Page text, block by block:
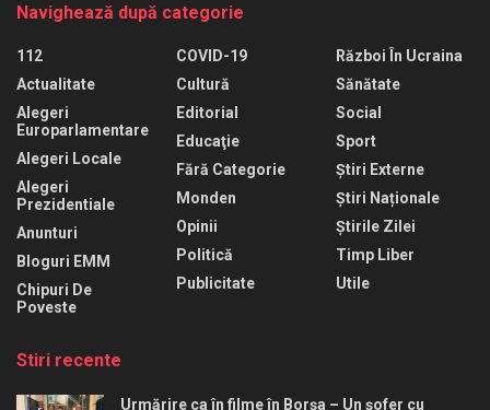
Navighează după categorie
112
Actualitate
Alegeri
Europarlamentare
Alegeri Locale
Alegeri
Prezidentiale
Anunturi
Bloguri EMM
Chipuri De
Poveste
COVID-19
Cultură
Editorial
Educaţie
Fără Categorie
Monden
Opinii
Politică
Publicitate
Război În Ucraina
Sănătate
Social
Sport
Știri Externe
Știri Naționale
Știrile Zilei
Timp Liber
Utile
Stiri recente
Urmărire ca în filme în Borșa – Un șofer cu